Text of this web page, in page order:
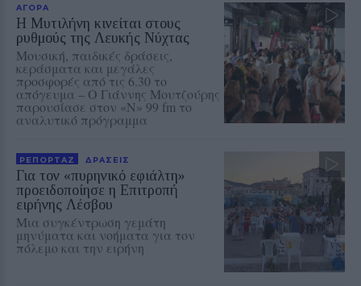
ΑΓΟΡΑ
Η Μυτιλήνη κινείται στους
ρυθμούς της Λευκής Νύχτας
Μουσική, παιδικές δράσεις,
κεράσματα και μεγάλες
προσφορές από τις 6.30 το
απόγευμα – Ο Γιάννης Μουτζούρης
παρουσίασε στον «Ν» 99 fm το
αναλυτικό πρόγραμμα
ΡΕΠΟΡΤΑΖ ΔΡΑΣΕΙΣ
Για τον «πυρηνικό εφιάλτη»
προειδοποίησε η Επιτροπή
ειρήνης Λέσβου
Μια συγκέντρωση γεμάτη
μηνύματα και νοήματα για τον
πόλεμο και την ειρήνη